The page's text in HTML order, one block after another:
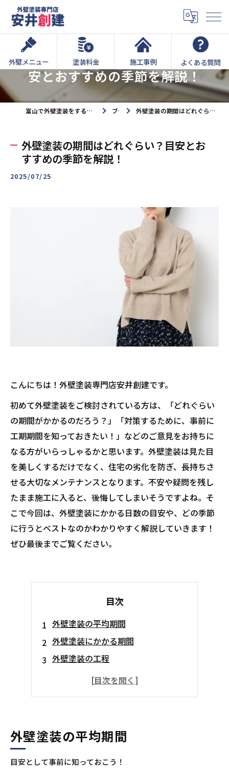
外壁メニュー 塗装料金 施工事例 よくある質問
外壁塗装の期間はどれぐらい？目
安とおすすめの季節を解説！
富山で外壁塗装をするなら外壁塗装専門店安井創建へ ブログ 外壁塗装の期間はどれぐらい？目安とおすすめの季節を解説！
外壁塗装の期間はどれぐらい？目安とお
すすめの季節を解説！
2025/07/25
こんにちは！外壁塗装専門店安井創建です。
初めて外壁塗装をご検討されている方は、「どれぐらい
の期間がかかるのだろう？」「対策するために、事前に
工期期間を知っておきたい！」などのご意見をお持ちに
なる方がいらっしゃるかと思います。外壁塗装は見た目
を美しくするだけでなく、住宅の劣化を防ぎ、長持ちさ
せる大切なメンテナンスとなります。不安や疑問を残し
たまま施工に入ると、後悔してしまいそうですよね。そ
こで今回は、外壁塗装にかかる日数の目安や、どの季節
に行うとベストなのかわかりやすく解説していきます！
ぜひ最後までご覧ください。
目次
外壁塗装の平均期間
外壁塗装にかかる期間
外壁塗装の工程
工期が長引く要因とは？
なぜ夏と冬はおすすめしない？
まとめ
著者情報：安井 紀夫
外壁塗装の平均期間
目安として事前に知っておこう！